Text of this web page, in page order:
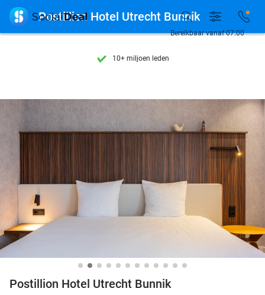
7 dagen per week beschikbaar
10+ miljoen leden
10+ miljoen leden
Bereikbaar vanaf 07:00
 Postillion Hotel Utrecht Bunnik
Postillion Hotel Utrecht Bunnik